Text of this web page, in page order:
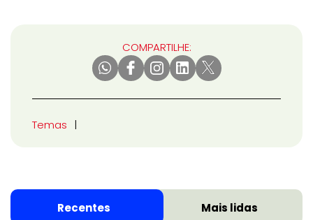
COMPARTILHE:
Temas
Recentes Mais lidas